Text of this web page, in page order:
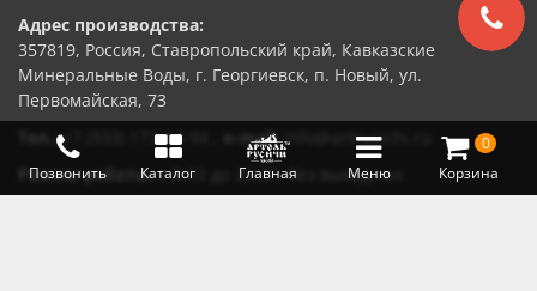
Меню
Позвонить Каталог Главная
0
Корзина
Адрес производства:
357819, Россия, Ставропольский край, Кавказские
Минеральные Воды, г. Георгиевск, п. Новый, ул.
Первомайская, 73
Тел.:+7 (933) 173-64-94 e-mail:info@artrusichi.ru
Режим работы:с 8:00 до 20:00, без выходных